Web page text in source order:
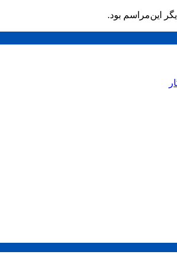
این‌مراسم بود.